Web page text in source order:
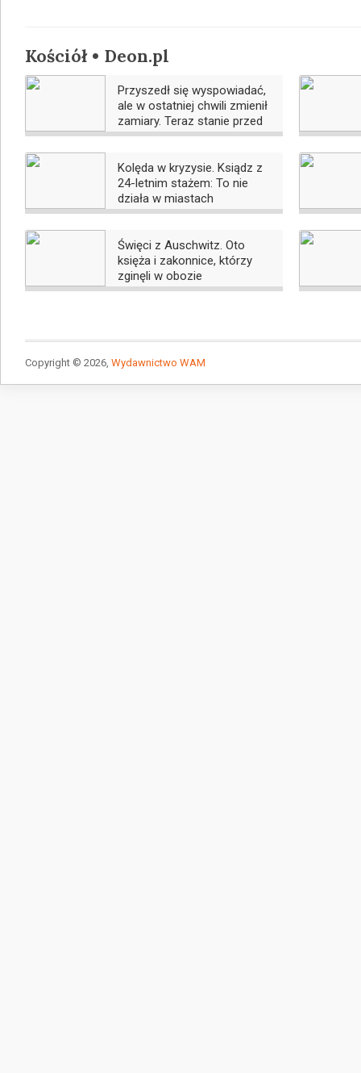
Kościół • Deon.pl
Przyszedł się wyspowiadać,
ale w ostatniej chwili zmienił
zamiary. Teraz stanie przed
sądem
Kolęda w kryzysie. Ksiądz z
24-letnim stażem: To nie
działa w miastach
Święci z Auschwitz. Oto
księża i zakonnice, którzy
zginęli w obozie
Copyright © 2026, Wydawnictwo WAM